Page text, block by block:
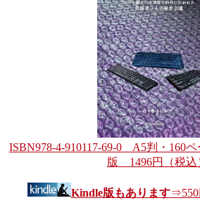
ISBN978-4-910117-69-0 A5判・160
版 1496円（税込
Kindle版もあります⇒550